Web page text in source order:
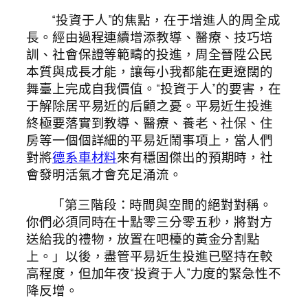
“投資于人”的焦點，在于增進人的周全成
長。經由過程連續增添教導、醫療、技巧培
訓、社會保證等範疇的投進，周全晉陞公民
本質與成長才能，讓每小我都能在更遼闊的
舞臺上完成自我價值。“投資于人”的要害，在
于解除居平易近的后顧之憂。平易近生投進
終極要落實到教導、醫療、養老、社保、住
房等一個個詳細的平易近鬧事項上，當人們
對將德系車材料來有穩固傑出的預期時，社
會發明活氣才會充足涌流。
「第三階段：時間與空間的絕對對稱。
你們必須同時在十點零三分零五秒，將對方
送給我的禮物，放置在吧檯的黃金分割點
上。」以後，盡管平易近生投進已堅持在較
高程度，但加年夜“投資于人”力度的緊急性不
降反增。